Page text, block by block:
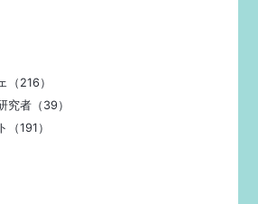
（216）
究者（39）
（191）